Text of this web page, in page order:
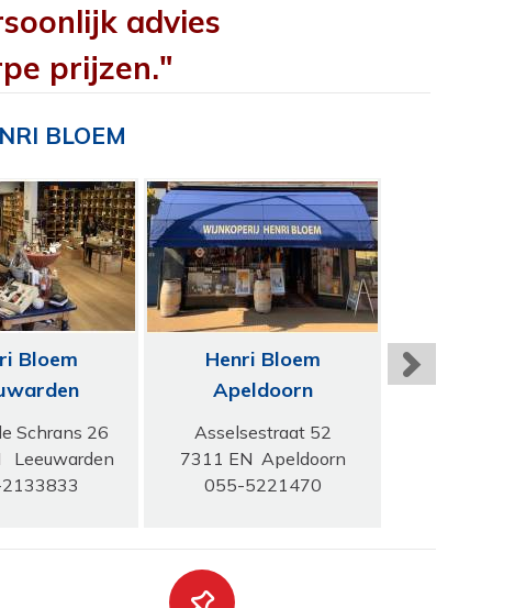
advies
prijzen."
BLOEM
Bloem
Schrans 26
Leeuwarden
Henri Bloem
Apeldoorn
Asselsestraat 52
7311 EN Apeldoorn
055-5221470